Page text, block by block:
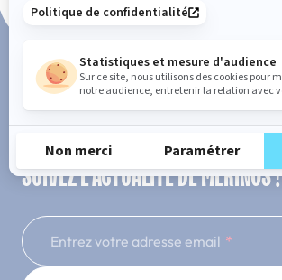
SUIVEZ L'ACTUALITÉ DE MERINOS !
Entrez votre adresse email